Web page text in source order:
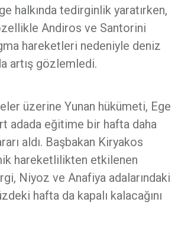
halkında tedirginlik yaratırken,
Andiros ve Santorini
hareketleri nedeniyle deniz
artış gözlemledi.
üzerine Yunan hükümeti, Ege
adada eğitime bir hafta daha
aldı. Başbakan Kiryakos
hareketlilikten etkilenen
Niyoz ve Anafiya adalarındaki
hafta da kapalı kalacağını